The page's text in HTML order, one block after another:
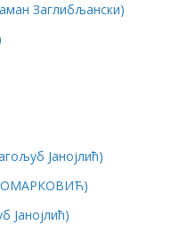
Заглибљански)
Јанојлић)